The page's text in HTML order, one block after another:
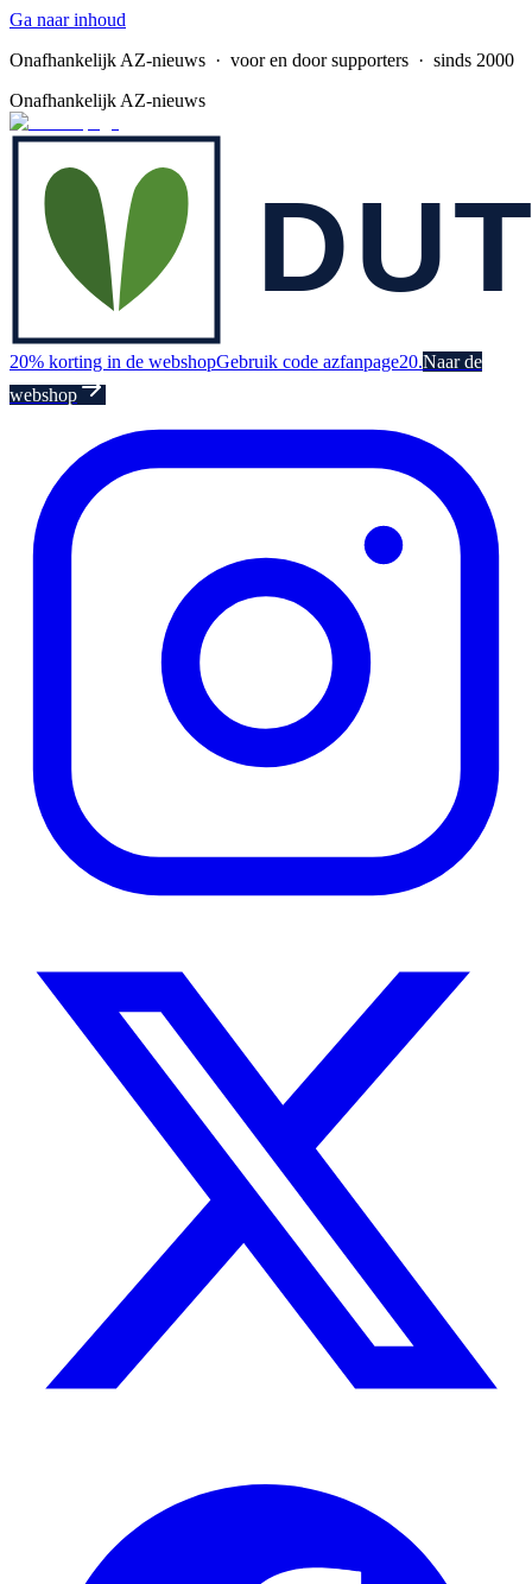
Ga naar inhoud
Onafhankelijk AZ-nieuws · voor en door supporters · sinds 2000
Onafhankelijk AZ-nieuws
20% korting in de webshopGebruik code azfanpage20.Naar de
webshop